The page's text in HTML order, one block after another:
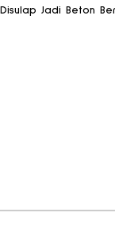
Disulap Jadi Beton